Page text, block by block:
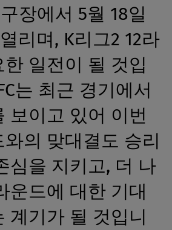
장에서 5월 18일
리며, K리그2 12라
일전이 될 것입
는 최근 경기에서
보이고 있어 이번
의 맞대결도 승리
심을 지키고, 더 나
운드에 대한 기대
계기가 될 것입니